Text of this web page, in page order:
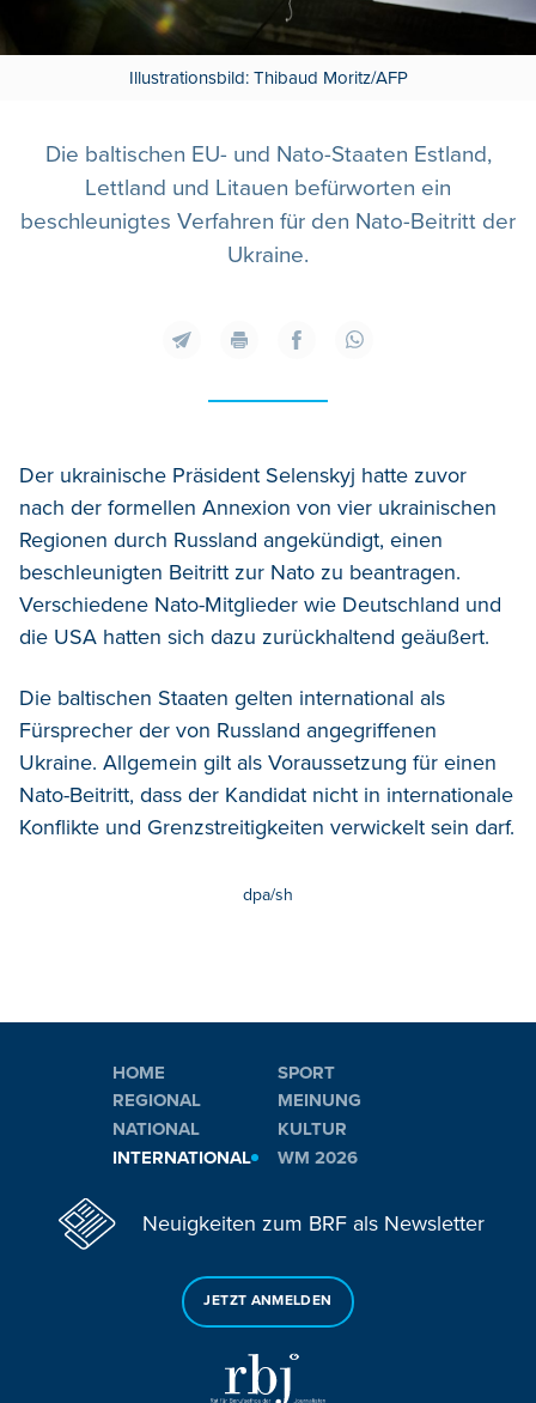
Illustrationsbild: Thibaud Moritz/AFP
Die baltischen EU- und Nato-Staaten Estland,
Lettland und Litauen befürworten ein
beschleunigtes Verfahren für den Nato-Beitritt der
Ukraine.
Der ukrainische Präsident Selenskyj hatte zuvor
nach der formellen Annexion von vier ukrainischen
Regionen durch Russland angekündigt, einen
beschleunigten Beitritt zur Nato zu beantragen.
Verschiedene Nato-Mitglieder wie Deutschland und
die USA hatten sich dazu zurückhaltend geäußert.
Die baltischen Staaten gelten international als
Fürsprecher der von Russland angegriffenen
Ukraine. Allgemein gilt als Voraussetzung für einen
Nato-Beitritt, dass der Kandidat nicht in internationale
Konflikte und Grenzstreitigkeiten verwickelt sein darf.
dpa/sh
HOME
REGIONAL
NATIONAL
INTERNATIONAL
SPORT
MEINUNG
KULTUR
WM 2026
Neuigkeiten zum BRF als Newsletter
JETZT ANMELDEN